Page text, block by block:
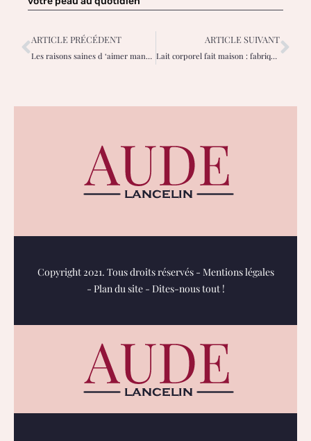
ARTICLE PRÉCÉDENT
Les raisons saines d ‘aimer manger des champignons
ARTICLE SUIVANT
Lait corporel fait maison : fabriqué avec des ingrédients naturels simples
Copyright 2021. Tous droits réservés - Mentions légales
- Plan du site- Dites-nous tout !